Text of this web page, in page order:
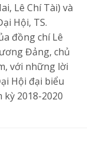
Lê Chí Tài) và
Hội, TS.
đồng chí Lê
Đảng, chủ
với những lời
Hội đại biểu
2018-2020